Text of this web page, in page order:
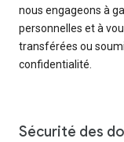
nous engageons à
personnelles et à
transférées ou
confidentialité.
Sécurité des